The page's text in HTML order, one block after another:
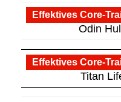
Effektives Core-
Odin
Effektives Core-
Titan